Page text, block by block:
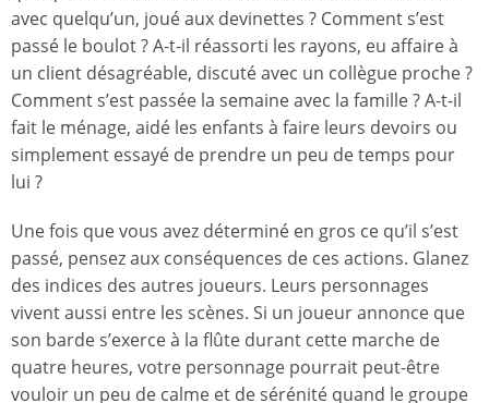
avec quelqu’un, joué aux devinettes ? Comment s’est
passé le boulot ? A-t-il réassorti les rayons, eu affaire à
un client désagréable, discuté avec un collègue proche ?
Comment s’est passée la semaine avec la famille ? A-t-il
fait le ménage, aidé les enfants à faire leurs devoirs ou
simplement essayé de prendre un peu de temps pour
lui ?
Une fois que vous avez déterminé en gros ce qu’il s’est
passé, pensez aux conséquences de ces actions. Glanez
des indices des autres joueurs. Leurs personnages
vivent aussi entre les scènes. Si un joueur annonce que
son barde s’exerce à la flûte durant cette marche de
quatre heures, votre personnage pourrait peut-être
vouloir un peu de calme et de sérénité quand le groupe